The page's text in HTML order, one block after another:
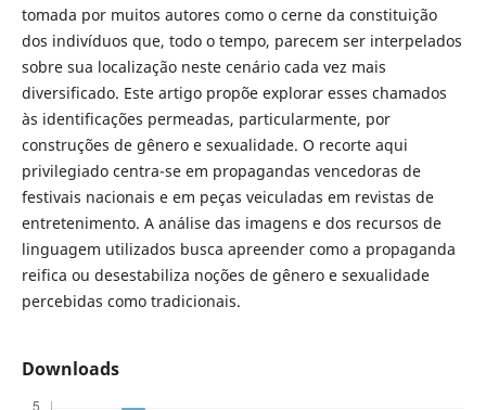
tomada por muitos autores como o cerne da constituição
dos indivíduos que, todo o tempo, parecem ser interpelados
sobre sua localização neste cenário cada vez mais
diversificado. Este artigo propõe explorar esses chamados
às identificações permeadas, particularmente, por
construções de gênero e sexualidade. O recorte aqui
privilegiado centra-se em propagandas vencedoras de
festivais nacionais e em peças veiculadas em revistas de
entretenimento. A análise das imagens e dos recursos de
linguagem utilizados busca apreender como a propaganda
reifica ou desestabiliza noções de gênero e sexualidade
percebidas como tradicionais.
Downloads